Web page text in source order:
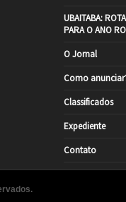
UBAITABA:
PARA O ANO
O Jornal
Como
Classificados
Expediente
Contato